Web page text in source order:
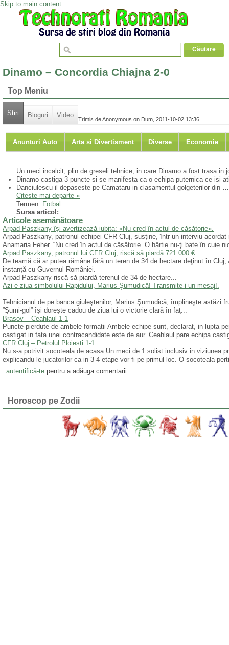
Skip to main content
Dinamo – Concordia Chiajna 2-0
Top Meniu
Stiri Bloguri Video
Anunturi Auto Arta si Divertisment Diverse Economie
Trimis de Anonymous on Dum, 2011-10-02 13:36
Un meci incalcit, plin de greseli tehnice, in care Dinamo a fost trasa
Dinamo castiga 3 puncte si se manifesta ca o echipa puternica ce isi
Danciulescu il depaseste pe Camataru in clasamentul golgeterilor din …
Citeste mai departe »
Termen: Fotbal
Sursa articol:
Articole asemănătoare
Arpad Paszkany îşi avertizează iubita: «Nu cred în actul de căsătorie».
Arpad Paszkany, patronul echipei CFR Cluj, susţine, într-un interviu
Anamaria Feher. “Nu cred în actul de căsătorie. O hârtie nu-ţi bate în cuie
Arpad Paszkany, patronul lui CFR Cluj, riscă să piardă 721.000 €.
De teamă că ar putea rămâne fără un teren de 34 de hectare deţinut în
instanţă cu Guvernul României.
Arpad Paszkany riscă să piardă terenul de 34 de hectare...
Azi e ziua simbolului Rapidului, Marius Şumudică! Transmite-i un mesaj!.
Tehnicianul de pe banca giuleştenilor, Marius Şumudică, împlineşte astăzi
”Şumi-gol” îşi doreşte cadou de ziua lui o victorie clară în faţ...
Brasov – Ceahlaul 1-1
Puncte pierdute de ambele formatii Ambele echipe sunt, declarat, in lupta
castigat in fata unei contracandidate este de aur. Ceahlaul pare echipa
CFR Cluj – Petrolul Ploiesti 1-1
Nu s-a potrivit socoteala de acasa Un meci de 1 solist inclusiv in viziunea
explicandu-le jucatorilor ca in 3-4 etape vor fi pe primul loc. O socoteala
autentifică-tepentru a adăuga comentarii
Horoscop pe Zodii